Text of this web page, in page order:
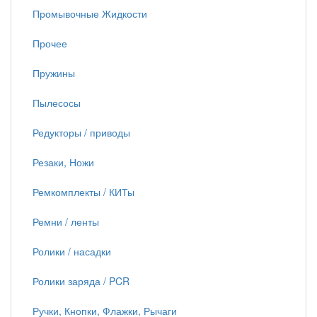
Промывочные Жидкости
Прочее
Пружины
Пылесосы
Редукторы / приводы
Резаки, Ножи
Ремкомплекты / КИТы
Ремни / ленты
Ролики / насадки
Ролики заряда / PCR
Ручки, Кнопки, Флажки, Рычаги